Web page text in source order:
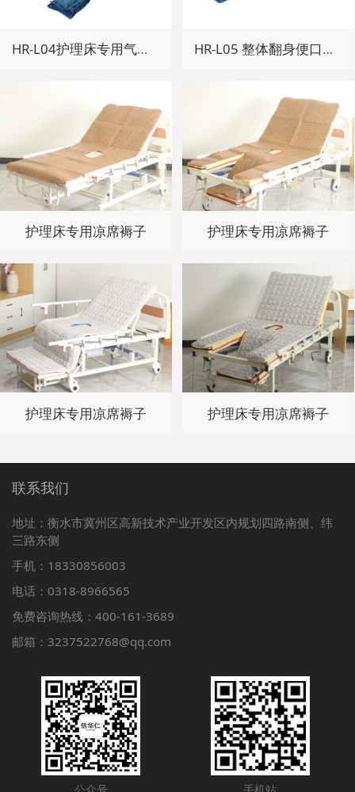
HR-L04护理床专用气床垫 HR-L05 整体翻身便口型气床垫
护理床专用凉席褥子 护理床专用凉席褥子
护理床专用凉席褥子 护理床专用凉席褥子
联系我们
地址：衡水市冀州区高新技术产业开发区内规划四路南侧、纬
三路东侧
手机：18330856003
电话：0318-8966565
免费咨询热线：400-161-3689
邮箱：3237522768@qq.com
公众号 手机站